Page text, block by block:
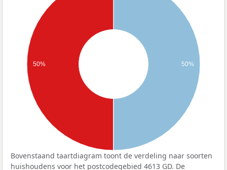
50% 50%
Bovenstaand taartdiagram toont de verdeling naar soorten
huishoudens voor het postcodegebied 4613 GD. De